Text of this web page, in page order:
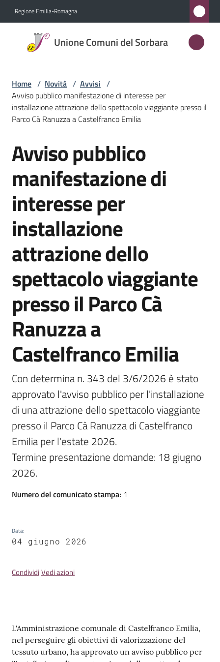
Regione Emilia-Romagna
Unione Comuni del Sorbara
Unione
Comuni
Sorbara
Amministrazione
Novità
Menu selezionato
Servizi
Vivere
l'Unione
Tutti
gli
argomenti...
Home / Novità / Avvisi /
Avviso pubblico manifestazione di interesse per
installazione attrazione dello spettacolo viaggiante presso il
Parco Cà Ranuzza a Castelfranco Emilia
Salta al contenuto
Avviso pubblico
manifestazione di
interesse per
installazione
attrazione dello
spettacolo viaggiante
presso il Parco Cà
Ranuzza a
Castelfranco Emilia
Con determina n. 343 del 3/6/2026 è stato
approvato l'avviso pubblico per l'installazione
di una attrazione dello spettacolo viaggiante
presso il Parco Cà Ranuzza di Castelfranco
Emilia per l'estate 2026.
Termine presentazione domande: 18 giugno
Numero del comunicato stampa: 1
Data:
04 giugno 2026
CondividiVedi azioni
Contenuto
L'Amministrazione comunale di Castelfranco Emilia,
nel perseguire gli obiettivi di valorizzazione del
tessuto urbano, ha approvato un avviso pubblico per